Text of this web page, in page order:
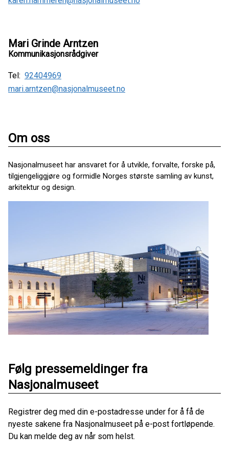
Mari Grinde Arntzen
Kommunikasjonsrådgiver
Tel: 92404969
mari.arntzen@nasjonalmuseet.no
Om oss
Nasjonalmuseet har ansvaret for å utvikle, forvalte, forske på,
tilgjengeliggjøre og formidle Norges største samling av kunst,
arkitektur og design.
Følg pressemeldinger fra
Nasjonalmuseet
Registrer deg med din e-postadresse under for å få de
nyeste sakene fra Nasjonalmuseet på e-post fortløpende.
Du kan melde deg av når som helst.